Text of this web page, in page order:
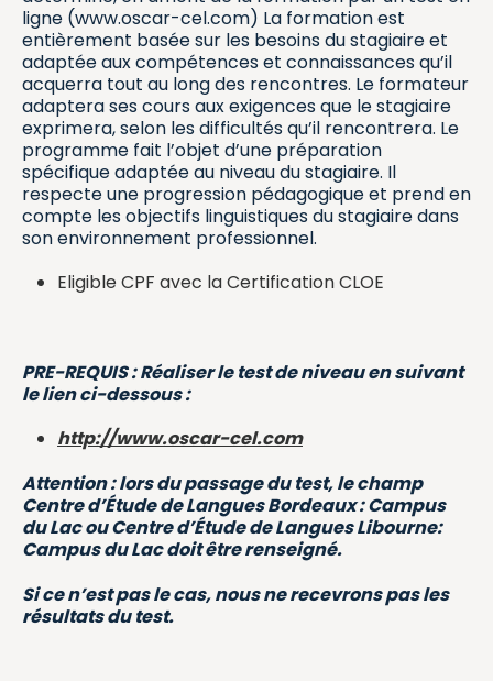
ligne (www.oscar-cel.com) La formation est
entièrement basée sur les besoins du stagiaire et
adaptée aux compétences et connaissances qu’il
acquerra tout au long des rencontres. Le formateur
adaptera ses cours aux exigences que le stagiaire
exprimera, selon les difficultés qu’il rencontrera. Le
programme fait l’objet d’une préparation
spécifique adaptée au niveau du stagiaire. Il
respecte une progression pédagogique et prend en
compte les objectifs linguistiques du stagiaire dans
son environnement professionnel.
Eligible CPF avec la Certification CLOE
PRE-REQUIS : Réaliser le test de niveau en suivant
le lien ci-dessous :
http://www.oscar-cel.com
Attention : lors du passage du test, le champ
Centre d’Étude de Langues Bordeaux : Campus
du Lac ou Centre d’Étude de Langues Libourne:
Campus du Lac doit être renseigné.
Si ce n’est pas le cas, nous ne recevrons pas les
résultats du test.